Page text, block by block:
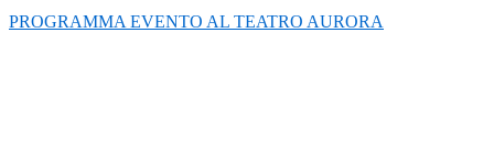
PROGRAMMA EVENTO AL TEATRO AURORA